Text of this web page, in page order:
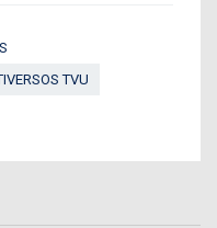
TVU